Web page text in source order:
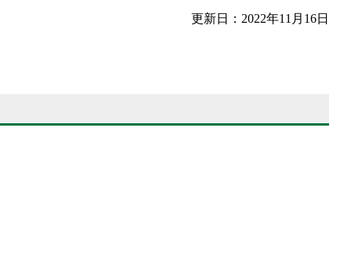
更新日：2022年11月16日